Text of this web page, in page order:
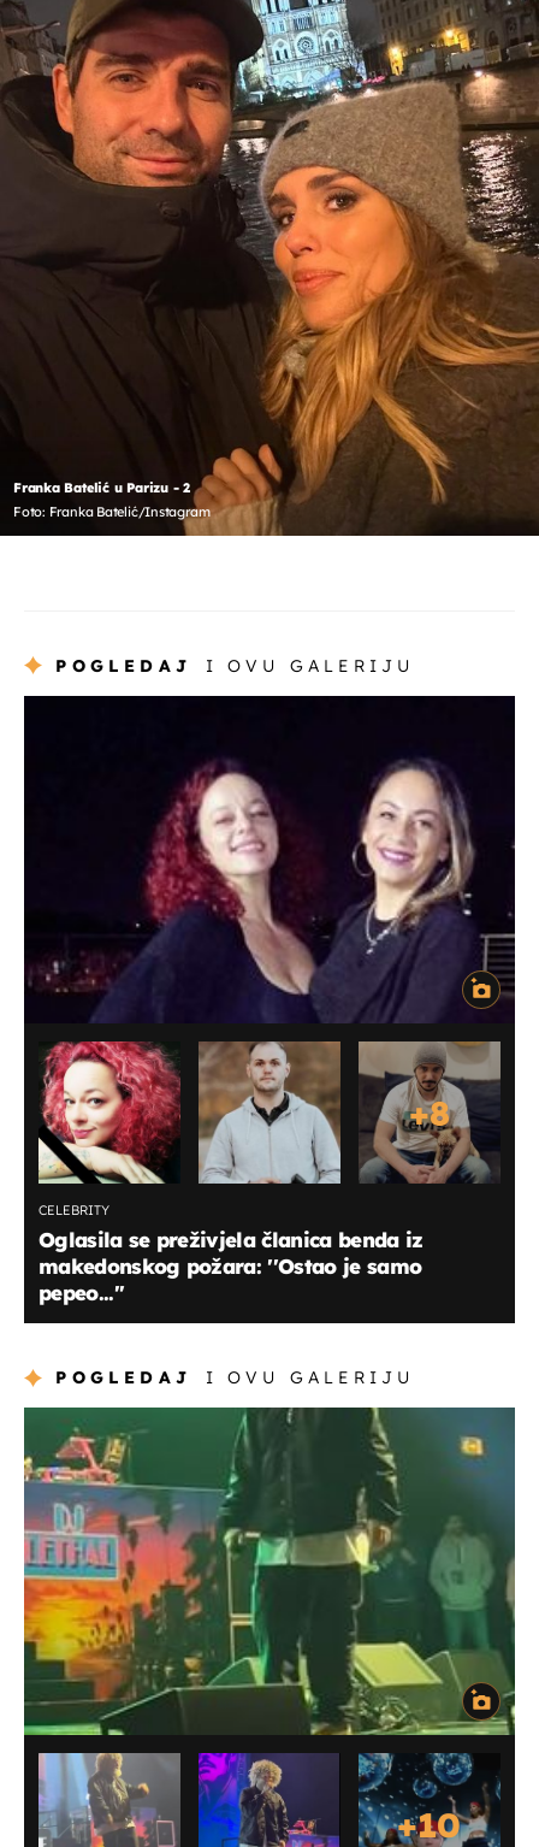
Franka Batelić u Parizu - 2
Foto: Franka Batelić/Instagram
POGLEDAJ I OVU GALERIJU
+8
CELEBRITY
Oglasila se preživjela članica benda iz
makedonskog požara: ''Ostao je samo
pepeo...''
POGLEDAJ I OVU GALERIJU
+10